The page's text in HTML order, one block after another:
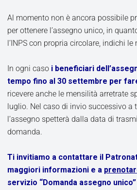
Al momento non è ancora possibile
per ottenere l’assegno unico, in
l’INPS con propria circolare, indichi
In ogni caso i beneficiari
tempo fino al 30 settembre per
ricevere anche le mensilità arretrate
luglio. Nel caso di invio successivo a
l’assegno spetterà dalla data di
domanda.
Ti invitiamo a contattare il
maggiori informazioni e a
servizio “Domanda assegno unico”